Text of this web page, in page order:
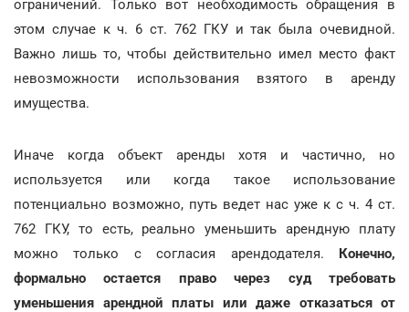
ограничений. Только вот необходимость обращения в
этом случае к ч. 6 ст. 762 ГКУ и так была очевидной.
Важно лишь то, чтобы действительно имел место факт
невозможности использования взятого в аренду
имущества.
Иначе когда объект аренды хотя и частично, но
используется или когда такое использование
потенциально возможно, путь ведет нас уже к с ч. 4 ст.
762 ГКУ, то есть, реально уменьшить арендную плату
можно только с согласия арендодателя. Конечно,
формально остается право через суд требовать
уменьшения арендной платы или даже отказаться от